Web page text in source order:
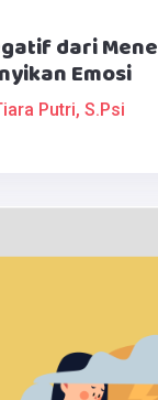
dari
Emosi
Putri, S.Psi